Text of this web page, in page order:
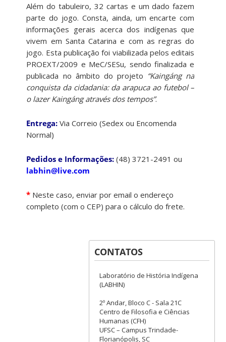
Além do tabuleiro, 32 cartas e um dado fazem
parte do jogo. Consta, ainda, um encarte com
informações gerais acerca dos indígenas que
vivem em Santa Catarina e com as regras do
jogo. Esta publicação foi viabilizada pelos editais
PROEXT/2009 e MeC/SESu, sendo finalizada e
publicada no âmbito do projeto “Kaingáng na
conquista da cidadania: da arapuca ao futebol –
o lazer Kaingáng através dos tempos”.
Entrega: Via Correio (Sedex ou Encomenda
Normal)
Pedidos e Informações: (48) 3721-2491 ou
labhin@live.com
* Neste caso, enviar por email o endereço
completo (com o CEP) para o cálculo do frete.
CONTATOS
Laboratório de História Indígena
(LABHIN)
2º Andar, Bloco C - Sala 21C
Centro de Filosofia e Ciências
Humanas (CFH)
UFSC – Campus Trindade-
Florianópolis, SC